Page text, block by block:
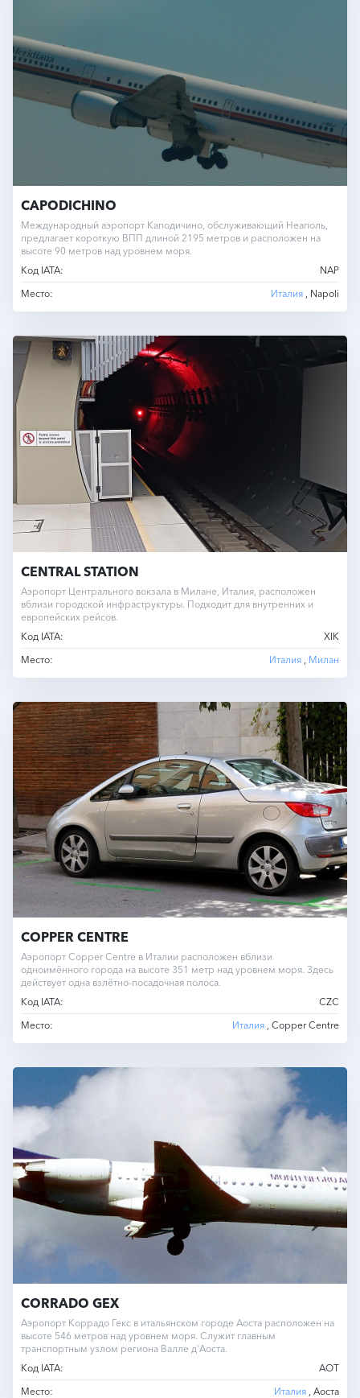
CAPODICHINO
Международный аэропорт Каподичино, обслуживающий Неаполь,
предлагает короткую ВПП длиной 2195 метров и расположен на
высоте 90 метров над уровнем моря.
Код IATA:
NAP
Место:
Италия , Napoli
CENTRAL STATION
Аэропорт Центрального вокзала в Милане, Италия, расположен
вблизи городской инфраструктуры. Подходит для внутренних и
европейских рейсов.
Код IATA:
XIK
Место:
Италия Милан
COPPER CENTRE
Аэропорт Copper Centre в Италии расположен вблизи
одноимённого города на высоте 351 метр над уровнем моря. Здесь
действует одна взлётно-посадочная полоса.
Код IATA:
CZC
Место:
Италия , Copper Centre
CORRADO GEX
Аэропорт Коррадо Гекс в итальянском городе Аоста расположен на
высоте 546 метров над уровнем моря. Служит главным
транспортным узлом региона Валле д'Аоста.
Код IATA:
AOT
Место:
Италия , Аоста